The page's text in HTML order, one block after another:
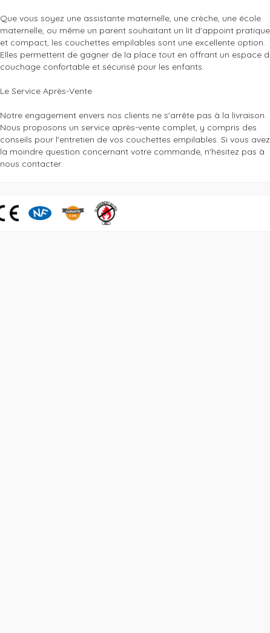
Que vous soyez une assistante maternelle, une crèche, une école
maternelle, ou même un parent souhaitant un lit d'appoint pratique
et compact, les couchettes empilables sont une excellente option.
Elles permettent de gagner de la place tout en offrant un espace
couchage confortable et sécurisé pour les enfants.
Le Service Après-Vente
Notre engagement envers nos clients ne s'arrête pas à la livraison.
Nous proposons un service après-vente complet, y compris des
conseils pour l'entretien de vos couchettes empilables. Si vous avez
la moindre question concernant votre commande, n'hésitez pas à
nous contacter.